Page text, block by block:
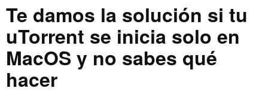
Te damos la solución si tu
uTorrent se inicia solo en
MacOS y no sabes qué
hacer